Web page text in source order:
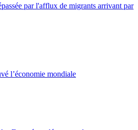
par l'afflux de migrants arrivant par
l’économie mondiale